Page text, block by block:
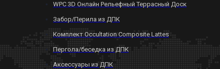
WPC 3D Онлайн Рельефный Террасный Доск
Забор/Перила из ДПК
Комплект Occultation Composite Lattes
Пергола/беседка из ДПК
Аксессуары из ДПК